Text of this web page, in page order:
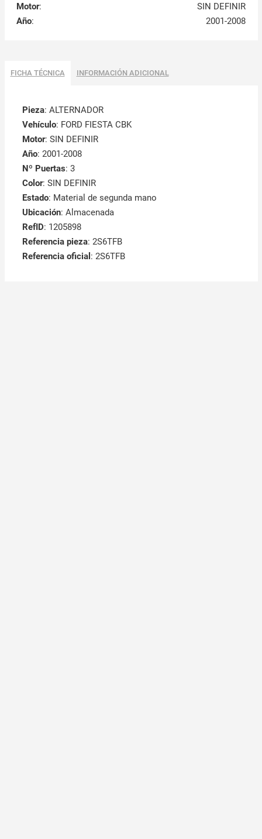
Motor:
SIN DEFINIR
Año: 2001-2008
FICHA TÉCNICA INFORMACIÓN ADICIONAL
Pieza: ALTERNADOR
Vehículo: FORD FIESTA CBK
Motor: SIN DEFINIR
Año: 2001-2008
Nº Puertas: 3
Color: SIN DEFINIR
Estado: Material de segunda mano
Ubicación: Almacenada
RefID: 1205898
Referencia pieza: 2S6TFB
Referencia oficial : 2S6TFB